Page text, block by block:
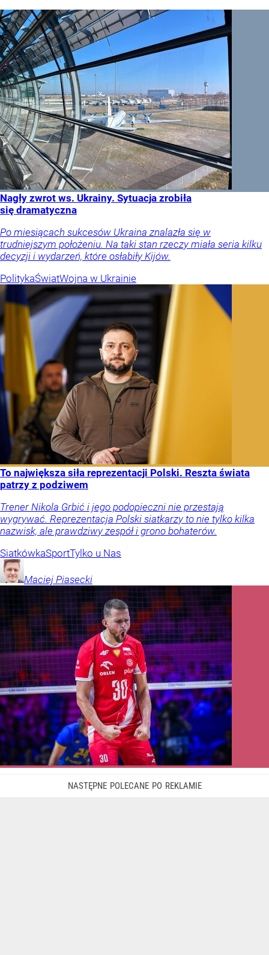
Nagły zwrot ws. Ukrainy. Sytuacja zrobiła
się dramatyczna
Po miesiącach sukcesów Ukraina znalazła się w
trudniejszym położeniu. Na taki stan rzeczy miała seria kilku
decyzji i wydarzeń, które osłabiły Kijów.
PolitykaŚwiatWojna w Ukrainie
To największa siła reprezentacji Polski. Reszta świata
patrzy z podziwem
Trener Nikola Grbić i jego podopieczni nie przestają
wygrywać. Reprezentacja Polski siatkarzy to nie tylko kilka
nazwisk, ale prawdziwy zespół i grono bohaterów.
SiatkówkaSportTylko u Nas
Maciej Piasecki